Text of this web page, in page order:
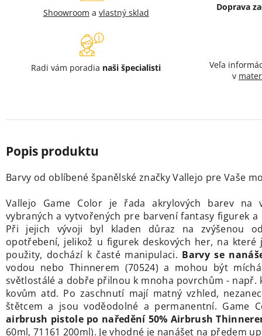
Shoowroom a vlastný sklad
Doprava
Radi vám poradia naši špecialisti
Veľa
v
Barvy od oblíbené španělské značky Vallejo pre Vaše
Vallejo Game Color je řada akrylových barev na
vybraných a vytvořených pre barvení fantasy figurek
Při jejich vývoji byl kladen důraz na zvýšenou
opotřebení, jelikož u figurek deskových her, na
použity, dochází k časté manipulaci. Barvy se
vodou nebo Thinnerem (70524) a mohou být
světlostálé a dobře přilnou k mnoha povrchům - např.
kovům atd. Po zaschnutí mají matný vzhled,
štětcem a jsou voděodolné a permanentní. Game
airbrush pistole po naředění 50% Airbrush
60ml, 71161 200ml). Je vhodné je nanášet na předem